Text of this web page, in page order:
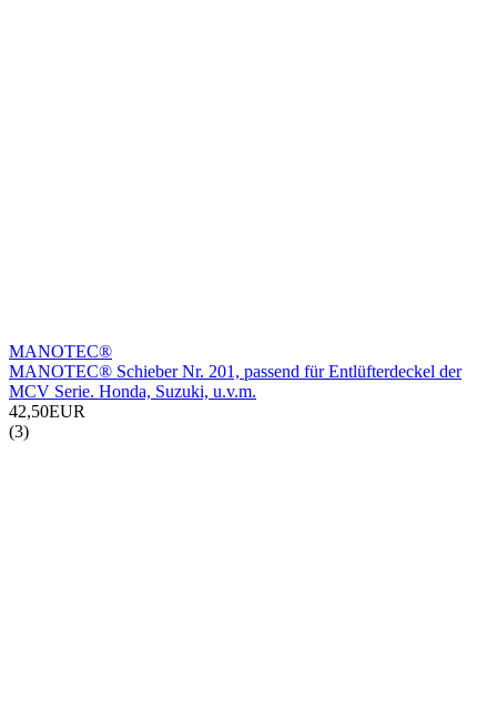
MANOTEC®
MANOTEC® Schieber Nr. 201, passend für Entlüfterdeckel der
MCV Serie. Honda, Suzuki, u.v.m.
42,50EUR
(3)